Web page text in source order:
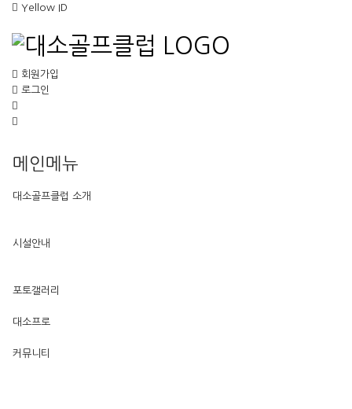
Yellow ID
회원가입
로그인
메인메뉴
대소골프클럽 소개
시설안내
포토갤러리
대소프로
커뮤니티